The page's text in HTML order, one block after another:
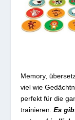
Memory,
viel wie
perfekt für die
trainieren.Es